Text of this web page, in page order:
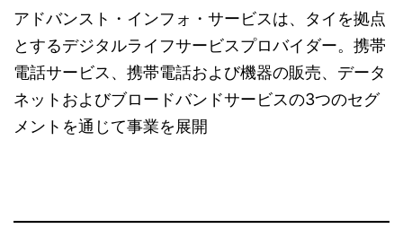
アドバンスト・インフォ・サービスは、タイを拠点
とするデジタルライフサービスプロバイダー。携帯
電話サービス、携帯電話および機器の販売、データ
ネットおよびブロードバンドサービスの3つのセグ
メントを通じて事業を展開